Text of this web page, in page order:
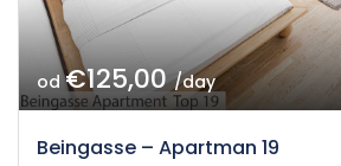
od€125,00/day
Beingasse – Apartman 19